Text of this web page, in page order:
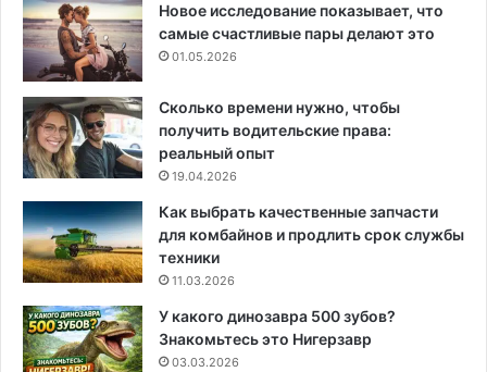
Новое исследование показывает, что
самые счастливые пары делают это
01.05.2026
Сколько времени нужно, чтобы
получить водительские права:
реальный опыт
19.04.2026
Как выбрать качественные запчасти
для комбайнов и продлить срок службы
техники
11.03.2026
У какого динозавра 500 зубов?
Знакомьтесь это Нигерзавр
03.03.2026